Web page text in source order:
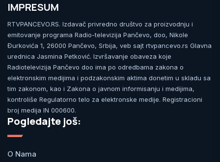
IMPRESUM
RTVPANCEVO.RS. Izdavač privredno društvo za proizvodnju i
emitovanje programa Radio-televizija Pančevo, doo, Nikole
Đurkovića 1, 26000 Pančevo, Srbija, veb sajt rtvpancevo.rs Glavna
urednica Jasmina Petković. Izvršavanje obaveza koje
Radiotelevizija Pančevo doo ima po odredbama zakona o
elektronskim medijima i podzakonskim aktima donetim u skladu sa
tim zakonom, kao i Zakona o javnom informisanju i medijima,
kontroliše Regulatorno telo za elektronske medije. Registracioni
broj medija IN 000600.
Pogledajte još:
O Nama